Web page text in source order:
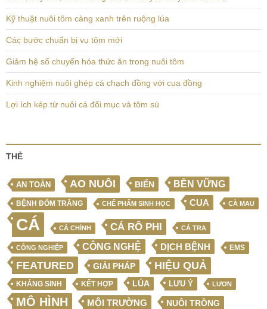
Kỹ thuật nuôi tôm càng xanh trên ruộng lúa
Các bước chuẩn bị vụ tôm mới
Giảm hệ số chuyển hóa thức ăn trong nuôi tôm
Kinh nghiệm nuôi ghép cá chạch đồng với cua đồng
Lợi ích kép từ nuôi cá đối mục và tôm sú
THẺ
AN TOÀN AO NUÔI BIỂN BỀN VỮNG
BỆNH ĐỐM TRẮNG CHẾ PHẨM SINH HỌC CUA CÀ MAU
CÁ CÁ CHÌNH CÁ RÔ PHI CÁ TRA
CÔNG NGHIỆP CÔNG NGHỆ DỊCH BỆNH EMS
FEATURED GIẢI PHÁP HIỆU QUẢ
KHÁNG SINH KẾT HỢP LÚA LƯU Ý LƯƠN
MÔ HÌNH MÔI TRƯỜNG NUÔI TRỒNG